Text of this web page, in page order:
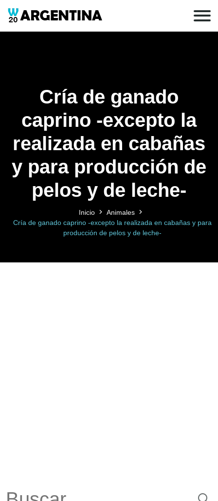
Cría de ganado
caprino -excepto la
realizada en cabañas
y para producción de
pelos y de leche-
Inicio
Animales
Cría de ganado caprino -excepto la realizada en cabañas y para
producción de pelos y de leche-